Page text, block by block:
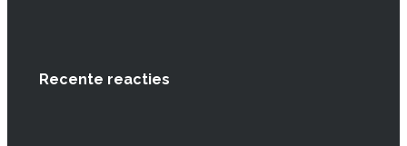
Recente reacties